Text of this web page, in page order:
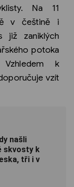
Na 11
v češtině i
již zaniklých
potoka
k
vzít
našli
skvosty k
tři i v